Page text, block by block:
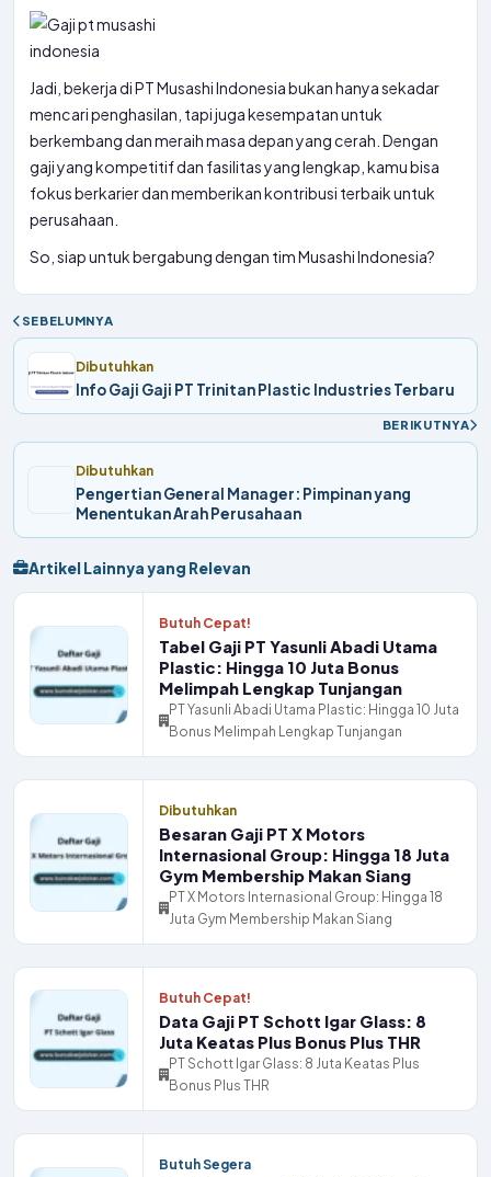
Jadi, bekerja di PT Musashi Indonesia bukan hanya sekadar
mencari penghasilan, tapi juga kesempatan untuk
berkembang dan meraih masa depan yang cerah. Dengan
gaji yang kompetitif dan fasilitas yang lengkap, kamu bisa
fokus berkarier dan memberikan kontribusi terbaik untuk
perusahaan.
So, siap untuk bergabung dengan tim Musashi Indonesia?
SEBELUMNYA
Dibutuhkan
Info Gaji Gaji PT Trinitan Plastic Industries Terbaru
BERIKUTNYA
Dibutuhkan
Pengertian General Manager: Pimpinan yang
Menentukan Arah Perusahaan
Artikel Lainnya yang Relevan
Butuh Cepat!
Tabel Gaji PT Yasunli Abadi Utama
Plastic: Hingga 10 Juta Bonus
Melimpah Lengkap Tunjangan
PT Yasunli Abadi Utama Plastic: Hingga 10 Juta
Bonus Melimpah Lengkap Tunjangan
Dibutuhkan
Besaran Gaji PT X Motors
Internasional Group: Hingga 18 Juta
Gym Membership Makan Siang
PT X Motors Internasional Group: Hingga 18
Juta Gym Membership Makan Siang
Butuh Cepat!
Data Gaji PT Schott Igar Glass: 8
Juta Keatas Plus Bonus Plus THR
PT Schott Igar Glass: 8 Juta Keatas Plus
Bonus Plus THR
Butuh Segera